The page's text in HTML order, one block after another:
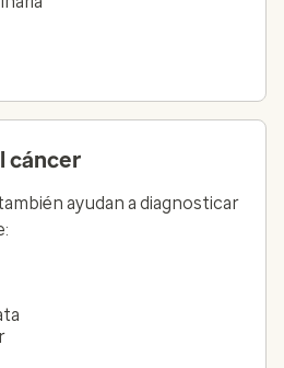
cáncer
ayudan a diagnosticar